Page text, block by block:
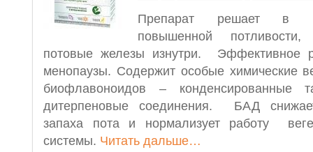
Препарат решает в
повышенной
потовые железы изнутри. Эффективное
менопаузы. Содержит особые химические
биофлавоноидов – конденсированные
дитерпеновые соединения. БАД
запаха пота и нормализует работу
системы. Читать дальше…